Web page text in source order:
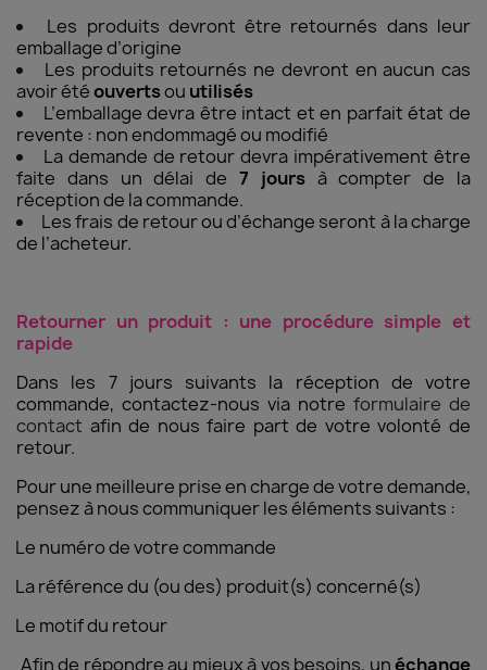
Les produits devront être retournés dans leur
emballage d’origine
Les produits retournés ne devront en aucun cas
avoir étéouvertsou utilisés
L’emballage devra être intact et en parfait état de
revente : non endommagé ou modifié
La demande de retour devra impérativement être
faite dans un délai de 7 joursà compter de la
réception de la commande.
Les frais de retour ou d’échange seront à la charge
de l’acheteur.
Retourner un produit : une procédure simple et
rapide
Dans les 7 jours suivants la réception de votre
commande, contactez-nous via notre formulaire de
contact afin de nous faire part de votre volonté de
retour.
Pour une meilleure prise en charge de votre demande,
pensez à nous communiquer les éléments suivants :
Le numéro de votre commande
La référence du (ou des) produit(s) concerné(s)
Le motif du retour
Afin de répondre au mieux à vos besoins, unéchange